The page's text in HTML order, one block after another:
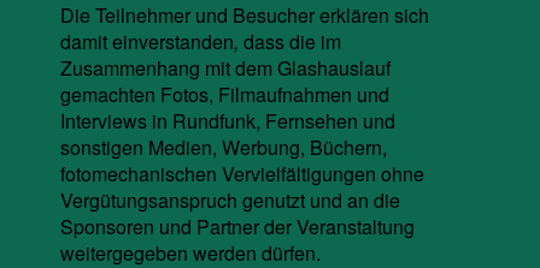
Die Teilnehmer und Besucher erklären sich
damiteinverstanden, dass die im
Zusammenhang mit dem Glashauslauf
gemachten Fotos, Filmaufnahmen und
Interviews in Rundfunk, Fernsehen und
sonstigen Medien, Werbung, Büchern,
fotomechanischen Vervielfältigungen ohne
Vergütungsanspruch genutzt und an die
Sponsoren und Partner der Veranstaltung
weitergegeben werden dürfen.